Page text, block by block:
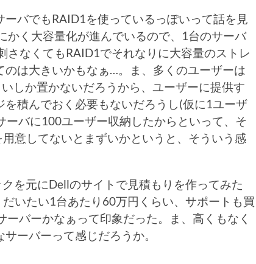
バでもRAID1を使っているっぽいって話を見
かく大容量化が進んでいるので、1台のサーバ
さなくてもRAID1でそれなりに大容量のストレ
のは大きいかもなぁ…。ま、多くのユーザーは
しか置かないだろうから、ユーザーに提供す
を積んでおく必要もないだろうし(仮に1ユーザ
ーバに100ユーザー収納したからといって、そ
意してないとまずいかというと、そういう感
を元にDellのサイトで見積もりを作ってみた
いたい1台あたり60万円くらい、サポートも買
ーバーかなぁって印象だった。ま、高くもなく
ーバーって感じだろうか。